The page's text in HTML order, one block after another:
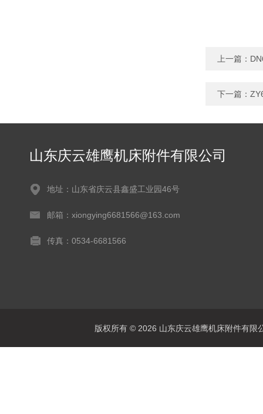
上一篇：
下一篇：
山东庆云雄鹰机床附件有限公司
地址：山东省庆云县鑫盛工业园46号
邮箱：xiongying6681566@163.com
传真：0534-6681566
版权所有 © 2026 山东庆云雄鹰机床附件有